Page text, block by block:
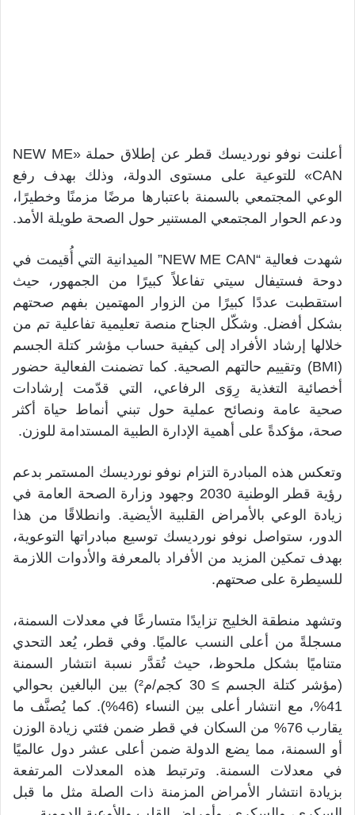
أعلنت نوفو نورديسك قطر عن إطلاق حملة «NEW ME
CAN» للتوعية على مستوى الدولة، وذلك بهدف رفع
الوعي المجتمعي بالسمنة باعتبارها مرضًا مزمنًا وخطيرًا،
ودعم الحوار المجتمعي المستنير حول الصحة طويلة الأمد.
شهدت فعالية “NEW ME CAN” الميدانية التي أُقيمت في
دوحة فستيفال سيتي تفاعلاً كبيرًا من الجمهور، حيث
استقطبت عددًا كبيرًا من الزوار المهتمين بفهم صحتهم
بشكل أفضل. وشكّل الجناح منصة تعليمية تفاعلية تم من
خلالها إرشاد الأفراد إلى كيفية حساب مؤشر كتلة الجسم
(BMI) وتقييم حالتهم الصحية. كما تضمنت الفعالية حضور
أخصائية التغذية رِوَى الرفاعي، التي قدّمت إرشادات
صحية عامة ونصائح عملية حول تبني أنماط حياة أكثر
صحة، مؤكدةً على أهمية الإدارة الطبية المستدامة للوزن.
وتعكس هذه المبادرة التزام نوفو نورديسك المستمر بدعم
رؤية قطر الوطنية 2030 وجهود وزارة الصحة العامة في
زيادة الوعي بالأمراض القلبية الأيضية. وانطلاقًا من هذا
الدور، ستواصل نوفو نورديسك توسيع مبادراتها التوعوية،
بهدف تمكين المزيد من الأفراد بالمعرفة والأدوات اللازمة
للسيطرة على صحتهم.
وتشهد منطقة الخليج تزايدًا متسارعًا في معدلات السمنة،
مسجلةً من أعلى النسب عالميًا. وفي قطر، يُعد التحدي
متناميًا بشكل ملحوظ، حيث تُقدَّر نسبة انتشار السمنة
(مؤشر كتلة الجسم ≥ 30 كجم/م²) بين البالغين بحوالي
41%، مع انتشار أعلى بين النساء (46%). كما يُصنَّف ما
يقارب 76% من السكان في قطر ضمن فئتي زيادة الوزن
أو السمنة، مما يضع الدولة ضمن أعلى عشر دول عالميًا
في معدلات السمنة. وترتبط هذه المعدلات المرتفعة
بزيادة انتشار الأمراض المزمنة ذات الصلة مثل ما قبل